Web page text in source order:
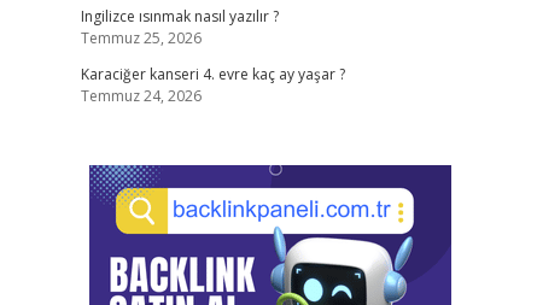
Ingilizce ısınmak nasıl yazılır ?
Temmuz 25, 2026
Karaciğer kanseri 4. evre kaç ay yaşar ?
Temmuz 24, 2026